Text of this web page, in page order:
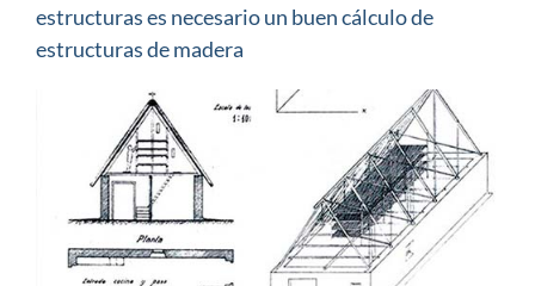
estructuras es necesario un buen cálculo de
estructuras de madera